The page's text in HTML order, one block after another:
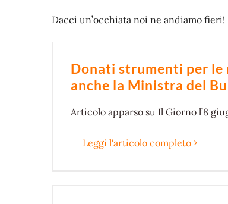
Dacci un’occhiata noi ne andiamo fieri!
Donati strumenti per le
anche la Ministra del
Articolo apparso su Il Giorno l’8
Leggi l'articolo completo